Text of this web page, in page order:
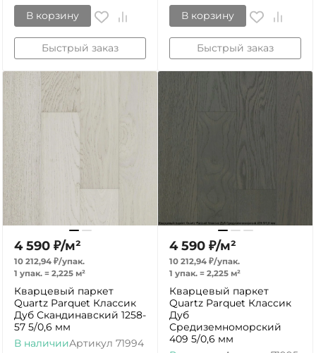
В корзину
Быстрый заказ
В корзину
Быстрый заказ
4 590 ₽/м²
10 212,94 ₽/упак.
1 упак. = 2,225 м²
Кварцевый паркет
Quartz Parquet Классик
Дуб Скандинавский 1258-
57 5/0,6 мм
В наличииАртикул 71994
4 590 ₽/м²
10 212,94 ₽/упак.
1 упак. = 2,225 м²
Кварцевый паркет
Quartz Parquet Классик
Дуб
Средиземноморский
409 5/0,6 мм